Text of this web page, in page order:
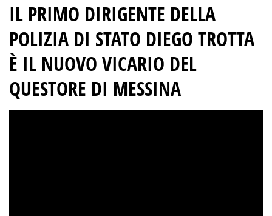
IL PRIMO DIRIGENTE DELLA
POLIZIA DI STATO DIEGO TROTTA
È IL NUOVO VICARIO DEL
QUESTORE DI MESSINA